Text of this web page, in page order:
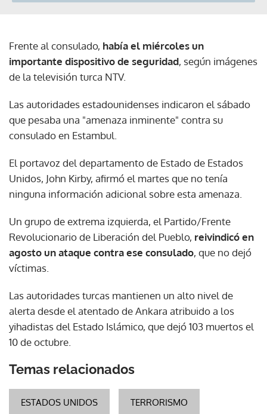
Frente al consulado, había el miércoles un
importante dispositivo de seguridad, según imágenes
de la televisión turca NTV.
Las autoridades estadounidenses indicaron el sábado
que pesaba una "amenaza inminente" contra su
consulado en Estambul.
El portavoz del departamento de Estado de Estados
Unidos, John Kirby, afirmó el martes que no tenía
ninguna información adicional sobre esta amenaza.
Un grupo de extrema izquierda, el Partido/Frente
Revolucionario de Liberación del Pueblo, reivindicó en
agosto un ataque contra ese consulado, que no dejó
víctimas.
Las autoridades turcas mantienen un alto nivel de
alerta desde el atentado de Ankara atribuido a los
yihadistas del Estado Islámico, que dejó 103 muertos el
10 de octubre.
Temas relacionados
ESTADOS UNIDOS TERRORISMO